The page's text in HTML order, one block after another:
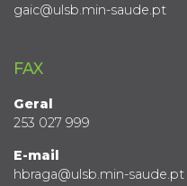
gaic@ulsb.min-saude.pt
FAX
Geral
253 027 999
E-mail
hbraga@ulsb.min-saude.pt